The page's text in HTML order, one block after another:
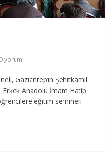
0 yorum
Gaziantep’in Şehitkamil
Erkek Anadolu İmam Hatip
eğitim semineri